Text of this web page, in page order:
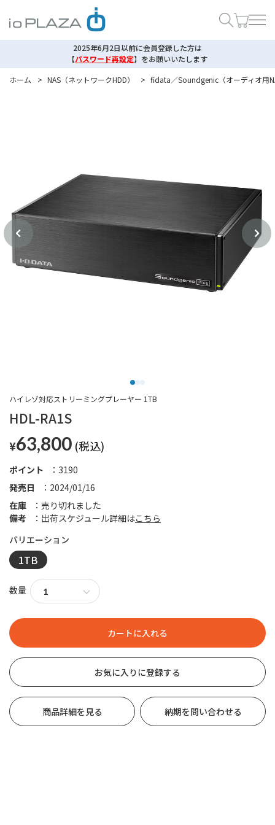
2025年6月2日以前に会員登録した方は
【パスワード再設定】 をお願いいたします
ホーム
> NAS（ネットワークHDD） > fidata／Soundgenic（オーディオ用
HDL-RA1S
ハイレゾ対応ストリーミングプレーヤー 1TB
¥63,800
発売日 2024/01/16
ポイント 3190
在庫
売り切れました
備考
出荷スケジュール詳細はこちら
1TB
数量
お気に入りに登録する
商品詳細を見る 納期を問い合わせる